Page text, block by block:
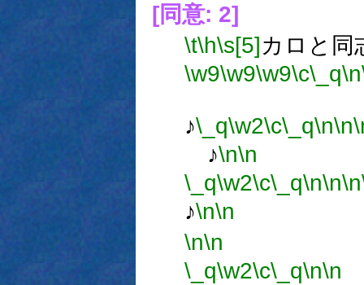
[同意: 2]
\t\h\s[5] カロと同
\w9\w9\w9\c\_q\n
♪\_q\w2\c\_q\n\n
♪\n\n
\_q\w2\c\_q\n\n\n
♪\n\n
\n\n
\_q\w2\c\_q\n\n